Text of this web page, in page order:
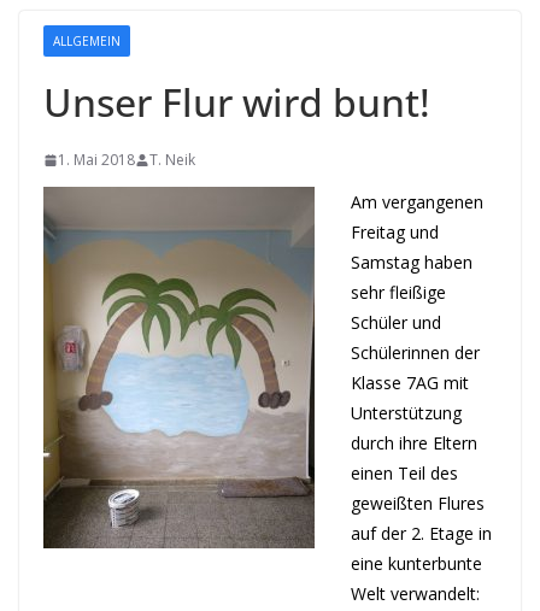
ALLGEMEIN
Unser Flur wird bunt!
1. Mai 2018 T. Neik
Am vergangenen
Freitag und
Samstag haben
sehr fleißige
Schüler und
Schülerinnen der
Klasse 7AG mit
Unterstützung
durch ihre Eltern
einen Teil des
geweißten Flures
auf der 2. Etage in
eine kunterbunte
Welt verwandelt: